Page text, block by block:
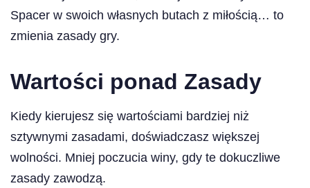
Spacer w swoich własnych butach z miłością… to
zmienia zasady gry.
Wartości ponad Zasady
Kiedy kierujesz się wartościami bardziej niż
sztywnymi zasadami, doświadczasz większej
wolności. Mniej poczucia winy, gdy te dokuczliwe
zasady zawodzą.